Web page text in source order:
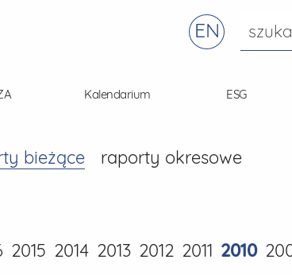
EN
Kalendarium ESG
bieżące raporty okresowe
2015 2014 2013 2012 2011 2010